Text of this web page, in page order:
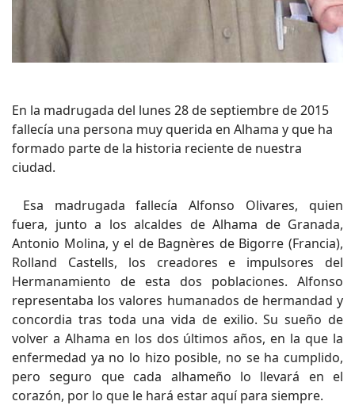
En la madrugada del lunes 28 de septiembre de 2015
fallecía una persona muy querida en Alhama y que ha
formado parte de la historia reciente de nuestra
ciudad.
Esa madrugada fallecía Alfonso Olivares, quien
fuera, junto a los alcaldes de Alhama de Granada,
Antonio Molina, y el de Bagnères de Bigorre (Francia),
Rolland Castells, los creadores e impulsores del
Hermanamiento de esta dos poblaciones. Alfonso
representaba los valores humanados de hermandad y
concordia tras toda una vida de exilio. Su sueño de
volver a Alhama en los dos últimos años, en la que la
enfermedad ya no lo hizo posible, no se ha cumplido,
pero seguro que cada alhameño lo llevará en el
corazón, por lo que le hará estar aquí para siempre.